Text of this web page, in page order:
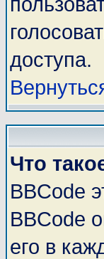
доступа.
Что
BBCode
BBCode
его в